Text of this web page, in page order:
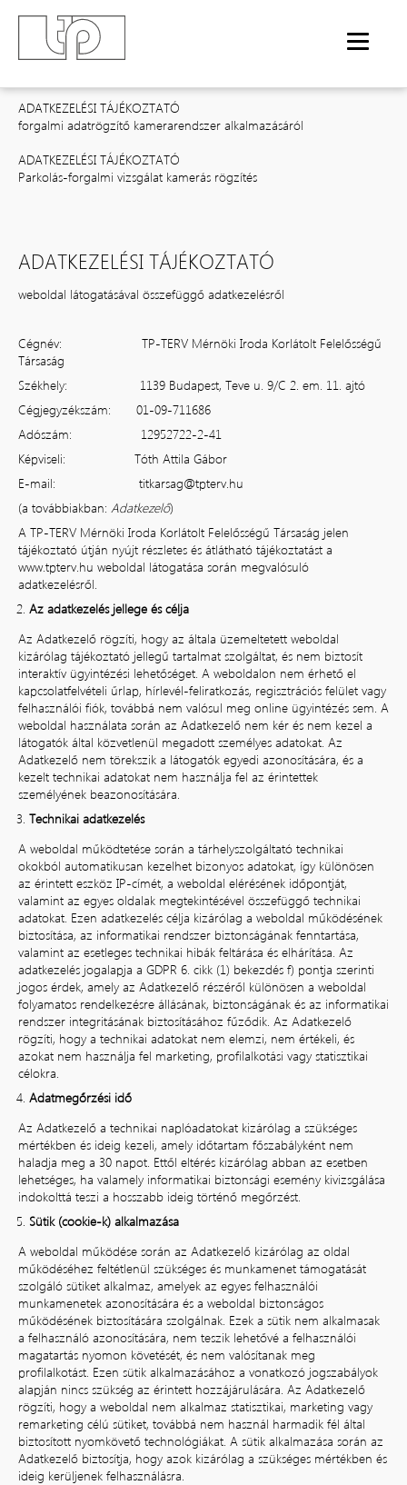
ADATKEZELÉSI TÁJÉKOZTATÓ
ADATKEZELÉSI TÁJÉKOZTATÓ
forgalmi adatrögzítő kamerarendszer alkalmazásáról
ADATKEZELÉSI TÁJÉKOZTATÓ
Parkolás-forgalmi vizsgálat kamerás rögzítés
ADATKEZELÉSI TÁJÉKOZTATÓ
weboldal látogatásával összefüggő adatkezelésről
Cégnév: TP-TERV Mérnöki Iroda Korlátolt Felelősségű
Társaság
Székhely: 1139 Budapest, Teve u. 9/C 2. em. 11. ajtó
Cégjegyzékszám: 01-09-711686
Adószám: 12952722-2-41
Képviseli: Tóth Attila Gábor
E-mail: titkarsag@tpterv.hu
(a továbbiakban: Adatkezelő)
A TP-TERV Mérnöki Iroda Korlátolt Felelősségű Társaság jelen
tájékoztató útján nyújt részletes és átlátható tájékoztatást a
www.tpterv.hu weboldal látogatása során megvalósuló
adatkezelésről.
Az adatkezelés jellege és célja
Az Adatkezelő rögzíti, hogy az általa üzemeltetett weboldal
kizárólag tájékoztató jellegű tartalmat szolgáltat, és nem biztosít
interaktív ügyintézési lehetőséget. A weboldalon nem érhető el
kapcsolatfelvételi űrlap, hírlevél-feliratkozás, regisztrációs felület vagy
felhasználói fiók, továbbá nem valósul meg online ügyintézés sem. A
weboldal használata során az Adatkezelő nem kér és nem kezel a
látogatók által közvetlenül megadott személyes adatokat. Az
Adatkezelő nem törekszik a látogatók egyedi azonosítására, és a
kezelt technikai adatokat nem használja fel az érintettek
személyének beazonosítására.
Technikai adatkezelés
A weboldal működtetése során a tárhelyszolgáltató technikai
okokból automatikusan kezelhet bizonyos adatokat, így különösen
az érintett eszköz IP-címét, a weboldal elérésének időpontját,
valamint az egyes oldalak megtekintésével összefüggő technikai
adatokat. Ezen adatkezelés célja kizárólag a weboldal működésének
biztosítása, az informatikai rendszer biztonságának fenntartása,
valamint az esetleges technikai hibák feltárása és elhárítása. Az
adatkezelés jogalapja a GDPR 6. cikk (1) bekezdés f) pontja szerinti
jogos érdek, amely az Adatkezelő részéről különösen a weboldal
folyamatos rendelkezésre állásának, biztonságának és az informatikai
rendszer integritásának biztosításához fűződik. Az Adatkezelő
rögzíti, hogy a technikai adatokat nem elemzi, nem értékeli, és
azokat nem használja fel marketing, profilalkotási vagy statisztikai
célokra.
Adatmegőrzési idő
Az Adatkezelő a technikai naplóadatokat kizárólag a szükséges
mértékben és ideig kezeli, amely időtartam főszabályként nem
haladja meg a 30 napot. Ettől eltérés kizárólag abban az esetben
lehetséges, ha valamely informatikai biztonsági esemény kivizsgálása
indokolttá teszi a hosszabb ideig történő megőrzést.
Sütik (cookie-k) alkalmazása
A weboldal működése során az Adatkezelő kizárólag az oldal
működéséhez feltétlenül szükséges és munkamenet támogatását
szolgáló sütiket alkalmaz, amelyek az egyes felhasználói
munkamenetek azonosítására és a weboldal biztonságos
működésének biztosítására szolgálnak. Ezek a sütik nem alkalmasak
a felhasználó azonosítására, nem teszik lehetővé a felhasználói
magatartás nyomon követését, és nem valósítanak meg
profilalkotást. Ezen sütik alkalmazásához a vonatkozó jogszabályok
alapján nincs szükség az érintett hozzájárulására. Az Adatkezelő
rögzíti, hogy a weboldal nem alkalmaz statisztikai, marketing vagy
remarketing célú sütiket, továbbá nem használ harmadik fél által
biztosított nyomkövető technológiákat. A sütik alkalmazása során az
Adatkezelő biztosítja, hogy azok kizárólag a szükséges mértékben és
ideig kerüljenek felhasználásra.